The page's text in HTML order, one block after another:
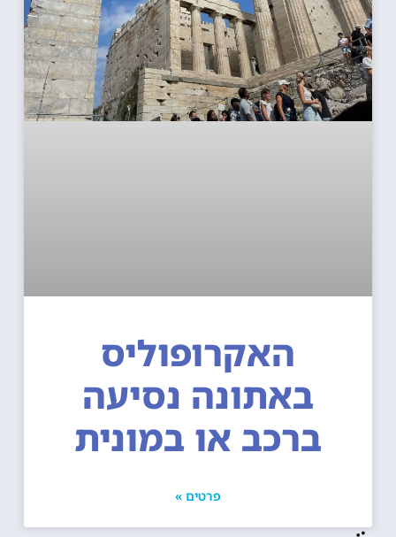
האקרופוליס
באתונה נסיעה
ברכב או במונית